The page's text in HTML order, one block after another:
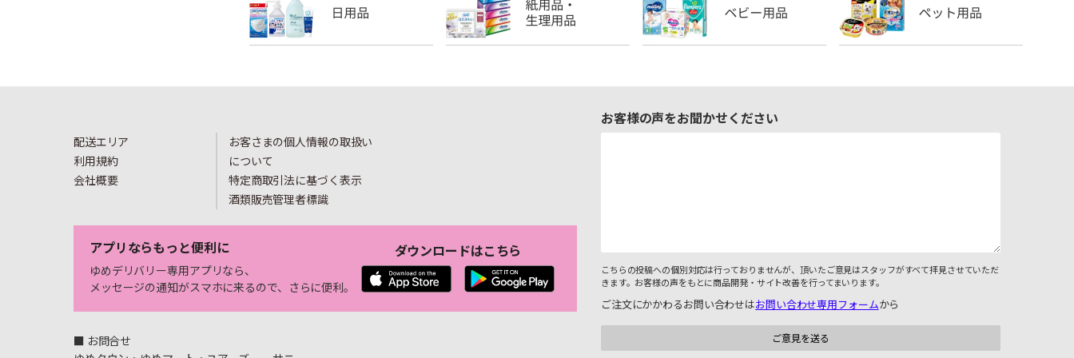
配送エリア
利用規約
会社概要
お客さまの個人情報の取扱い
について
特定商取引法に基づく表示
酒類販売管理者標識
アプリならもっと便利に
ゆめデリバリー専用アプリなら、
メッセージの通知がスマホに来るので、さらに便利。
ダウンロードはこちら
■ お問合せ
お客様の声をお聞かせください
こちらの投稿への個別対応は行っておりませんが、頂いたご意見はスタッフがすべて拝見させていただ
きます。お客様の声をもとに商品開発・サイト改善を行ってまいります。
ご注文にかかわるお問い合わせはお問い合わせ専用フォームから